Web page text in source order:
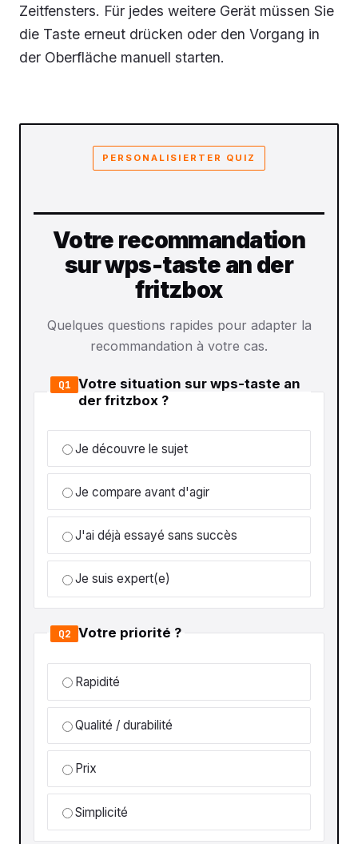
Zeitfensters. Für jedes weitere Gerät müssen Sie
die Taste erneut drücken oder den Vorgang in
der Oberfläche manuell starten.
PERSONALISIERTER QUIZ
Votre recommandation
sur wps-taste an der
fritzbox
Quelques questions rapides pour adapter la
recommandation à votre cas.
Q1 Votre situation sur wps-taste an
der fritzbox ?
Je découvre le sujet
Je compare avant d'agir
J'ai déjà essayé sans succès
Je suis expert(e)
Q2 Votre priorité ?
Rapidité
Qualité / durabilité
Prix
Simplicité